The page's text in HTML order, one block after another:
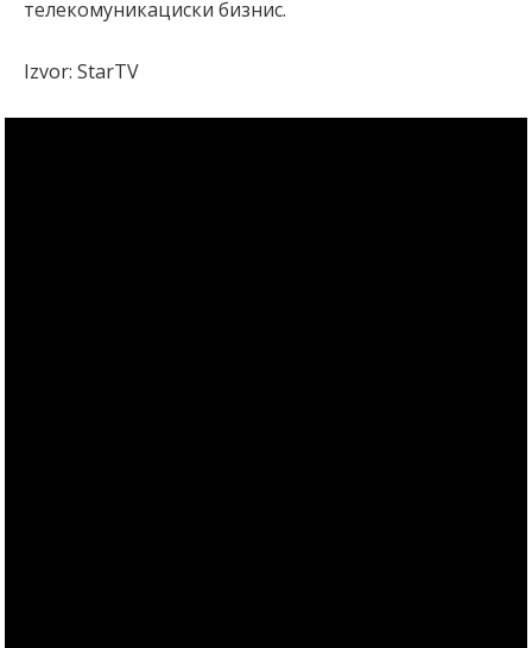
телекомуникациски бизнис.
Izvor: StarTV